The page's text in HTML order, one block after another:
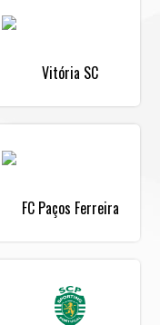
Vitória SC
FC Paços Ferreira